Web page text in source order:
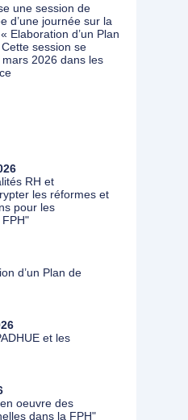
une session de
d’une journée sur la
Elaboration d’un Plan
session se
2026 dans les
RH et
les réformes et
pour les
d’un Plan de
et les
oeuvre des
dans la FPH"